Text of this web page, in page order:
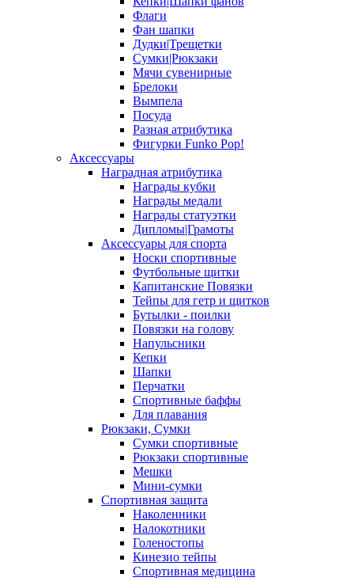
Флаги
Фан шапки
Дудки|Трещетки
Сумки|Рюкзаки
Мячи сувенирные
Брелоки
Вымпела
Посуда
Разная атрибутика
Фигурки Funko Pop!
Аксессуары
Наградная атрибутика
Награды кубки
Награды медали
Награды статуэтки
Дипломы|Грамоты
Аксессуары для спорта
Носки спортивные
Футбольные щитки
Капитанские Повязки
Тейпы для гетр и щитков
Бутылки - поилки
Повязки на голову
Напульсники
Кепки
Шапки
Перчатки
Спортивные баффы
Для плавания
Рюкзаки, Сумки
Сумки спортивные
Рюкзаки спортивные
Мешки
Мини-сумки
Спортивная защита
Наколенники
Налокотники
Голеностопы
Кинезио тейпы
Спортивная медицина